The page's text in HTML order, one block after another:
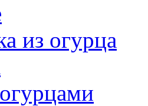
из огурца